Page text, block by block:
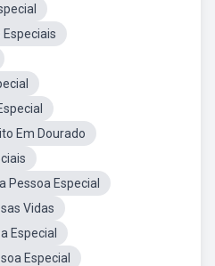
Em Dourado
Pessoa Especial
Vidas
Especial
Especial